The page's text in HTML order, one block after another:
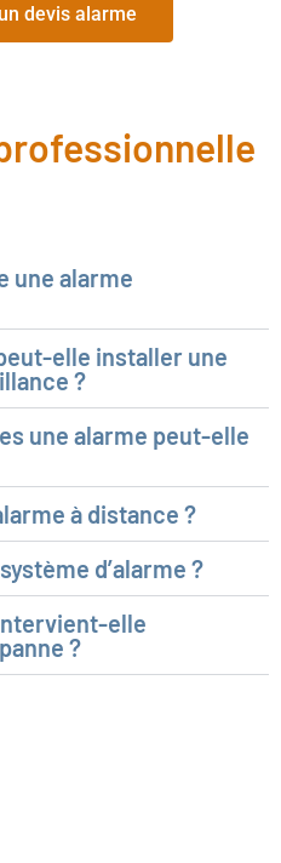
devis alarme
une alarme
elle installer une
?
une alarme peut-elle
à distance ?
d’alarme ?
elle
?